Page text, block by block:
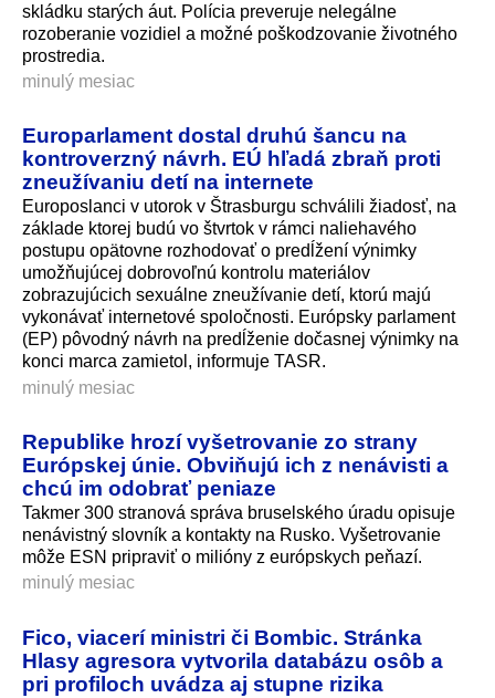
skládku starých áut. Polícia preveruje nelegálne
rozoberanie vozidiel a možné poškodzovanie životného
prostredia.
minulý mesiac
Europarlament dostal druhú šancu na
kontroverzný návrh. EÚ hľadá zbraň proti
zneužívaniu detí na internete
Europoslanci v utorok v Štrasburgu schválili žiadosť, na
základe ktorej budú vo štvrtok v rámci naliehavého
postupu opätovne rozhodovať o predĺžení výnimky
umožňujúcej dobrovoľnú kontrolu materiálov
zobrazujúcich sexuálne zneužívanie detí, ktorú majú
vykonávať internetové spoločnosti. Európsky parlament
(EP) pôvodný návrh na predĺženie dočasnej výnimky na
konci marca zamietol, informuje TASR.
minulý mesiac
Republike hrozí vyšetrovanie zo strany
Európskej únie. Obviňujú ich z nenávisti a
chcú im odobrať peniaze
Takmer 300 stranová správa bruselského úradu opisuje
nenávistný slovník a kontakty na Rusko. Vyšetrovanie
môže ESN pripraviť o milióny z európskych peňazí.
minulý mesiac
Fico, viacerí ministri či Bombic. Stránka
Hlasy agresora vytvorila databázu osôb a
pri profiloch uvádza aj stupne rizika